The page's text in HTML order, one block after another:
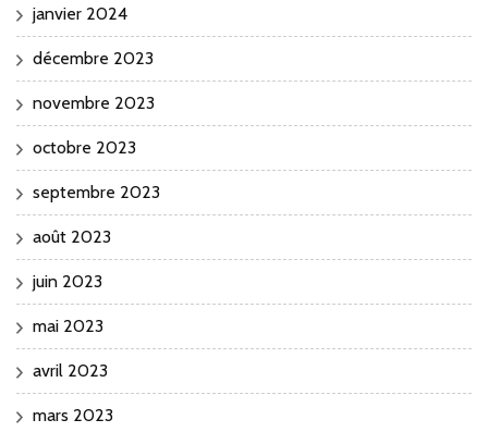
janvier 2024
décembre 2023
novembre 2023
octobre 2023
septembre 2023
août 2023
juin 2023
mai 2023
avril 2023
mars 2023